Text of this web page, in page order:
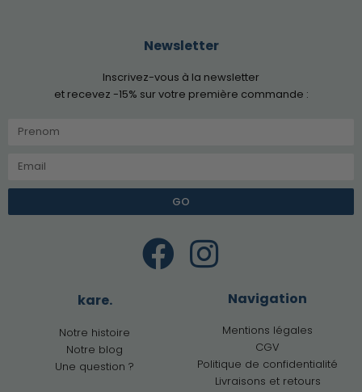
Newsletter
Inscrivez-vous à la newsletter
et recevez -15% sur votre première commande :
GO
kare.
Notre histoire
Notre blog
Une question ?
Navigation
Mentions légales
CGV
Politique de confidentialité
Livraisons et retours